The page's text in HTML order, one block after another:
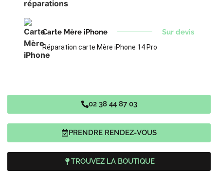
Carte Mère iPhone Sur devis
Réparation carte Mère iPhone 14 Pro
02 38 44 87 03
PRENDRE RENDEZ-VOUS
TROUVEZ LA BOUTIQUE